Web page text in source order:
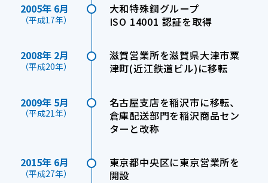
2005年 6月
（平成17年）
大和特殊鋼グループ
ISO 14001 認証を取得
2008年 2月
（平成20年）
滋賀営業所を滋賀県大津市粟
津町(近江鉄道ビル)に移転
2009年 5月
（平成21年）
名古屋支店を稲沢市に移転、
倉庫配送部門を稲沢商品セン
ターと改称
2015年 6月
（平成27年）
東京都中央区に東京営業所を
開設